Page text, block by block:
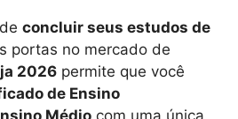
concluir seus estudos de
portas no mercado de
2026 permite que você
de Ensino
Médio com uma única